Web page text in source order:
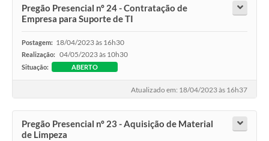
Pregão Presencial nº 24 - Contratação de
Empresa para Suporte de TI
Postagem: 18/04/2023 às 16h30
Realização: 04/05/2023 às 10h30
Situação: ABERTO
Atualizado em: 18/04/2023 às 16h37
Pregão Presencial nº 23 - Aquisição de Material
de Limpeza